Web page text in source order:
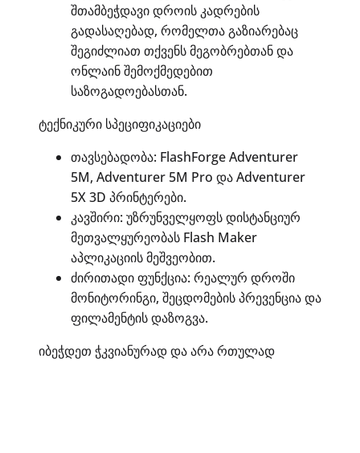
შთამბეჭდავი დროის კადრების
გადასაღებად, რომელთა გაზიარებაც
შეგიძლიათ თქვენს მეგობრებთან და
ონლაინ შემოქმედებით
საზოგადოებასთან.
ტექნიკური სპეციფიკაციები
თავსებადობა: FlashForge Adventurer
5M, Adventurer 5M Pro და Adventurer
5X 3D პრინტერები.
კავშირი: უზრუნველყოფს დისტანციურ
მეთვალყურეობას Flash Maker
აპლიკაციის მეშვეობით.
ძირითადი ფუნქცია: რეალურ დროში
მონიტორინგი, შეცდომების პრევენცია და
ფილამენტის დაზოგვა.
იბეჭდეთ ჭკვიანურად და არა რთულად